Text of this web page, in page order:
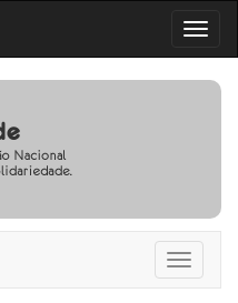
Toggle